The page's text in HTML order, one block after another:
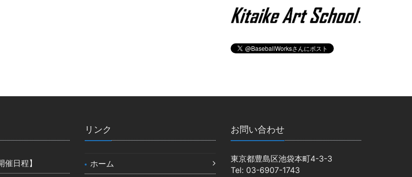
催日程】
リンク
ホーム
お問い合わせ
東京都豊島区池袋本町4-3-3
Tel: 03-6907-1743